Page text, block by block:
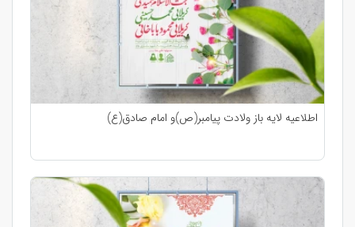
اطلاعیه لایه باز ولادت پیامبر(ص)و امام صادق(ع)